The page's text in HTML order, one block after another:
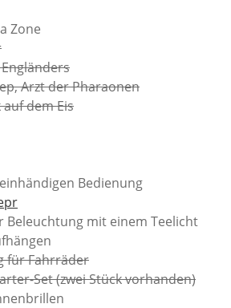
Zone
Arzt der Pharaonen
dem Eis
Bedienung
Beleuchtung mit einem Teelicht
für Fahrräder
Set (zwei Stück vorhanden)